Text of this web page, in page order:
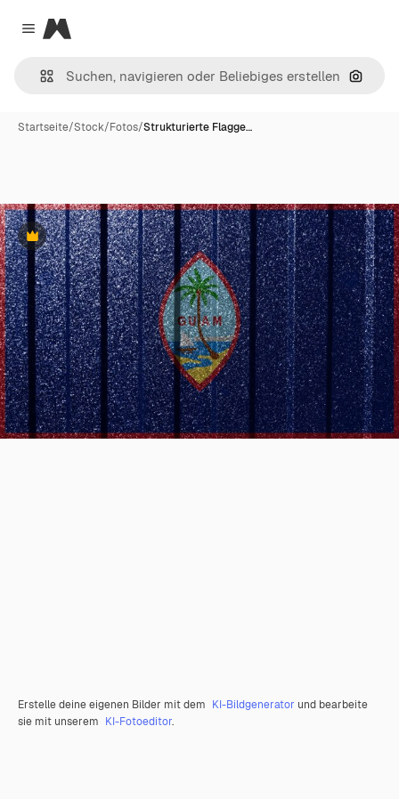
Close menu
Magnific
Nach
Startseite/Stock/Fotos/Strukturierte Flagge…
Premium
Erstelle deine eigenen Bilder mit dem KI-Bildgenerator und bearbeite
sie mit unserem KI-Fotoeditor.